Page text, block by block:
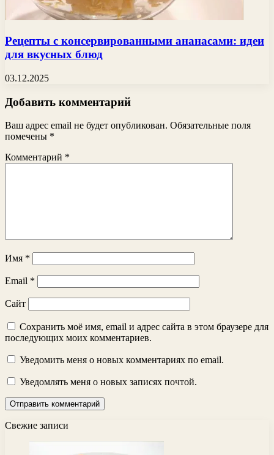
Рецепты с консервированными ананасами: идеи
для вкусных блюд
03.12.2025
Добавить комментарий
Ваш адрес email не будет опубликован. Обязательные поля
помечены *
Комментарий *
Имя *
Email *
Сайт
Сохранить моё имя, email и адрес сайта в этом браузере для
последующих моих комментариев.
Уведомить меня о новых комментариях по email.
Уведомлять меня о новых записях почтой.
Свежие записи